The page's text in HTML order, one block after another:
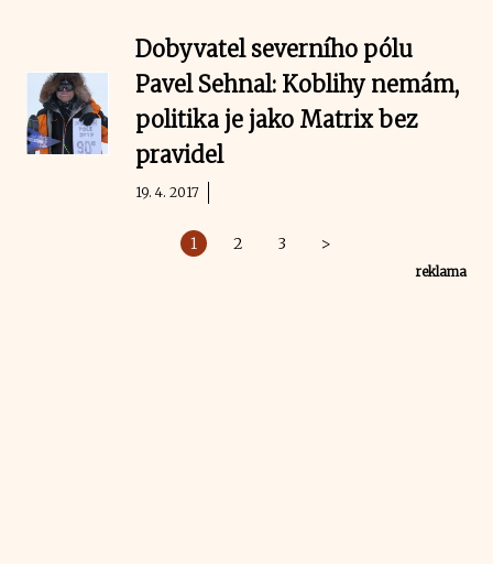
Dobyvatel severního pólu
Pavel Sehnal: Koblihy nemám,
politika je jako Matrix bez
pravidel
19. 4. 2017
1 2 3 >
reklama